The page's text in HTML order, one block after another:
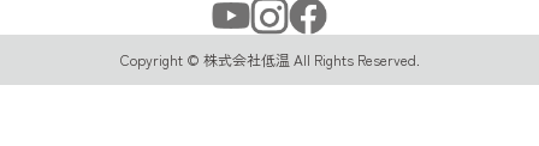
Copyright © 株式会社低温 All Rights Reserved.